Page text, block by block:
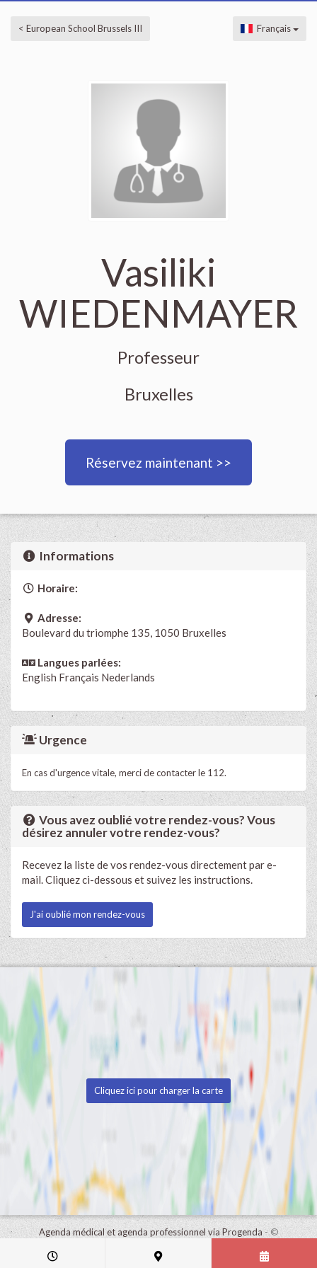
< European School Brussels III Français
Vasiliki
WIEDENMAYER
Professeur
Bruxelles
Réservez maintenant >>
Informations
Horaire:
Adresse:
Boulevard du triomphe 135, 1050 Bruxelles
Langues parlées:
English Français Nederlands
Urgence
En cas d'urgence vitale, merci de contacter le 112.
Vous avez oublié votre rendez-vous? Vous
désirez annuler votre rendez-vous?
Recevez la liste de vos rendez-vous directement par e-
mail. Cliquez ci-dessous et suivez les instructions.
J'ai oublié mon rendez-vous
Cliquez ici pour charger la carte
Agenda médical et agenda professionnel via Progenda- ©
de ce cabinet